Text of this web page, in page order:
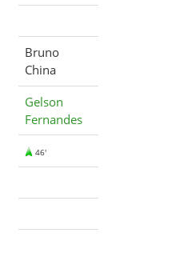
Bruno
China
Gelson
Fernandes
46'